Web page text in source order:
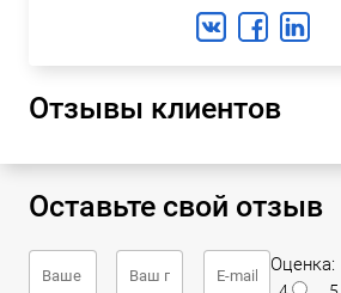
Отзывы клиентов
Оставьте свой отзыв
Оценка: